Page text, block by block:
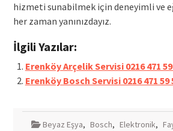
hizmeti sunabilmek için deneyimli ve
her zaman yanınızdayız.
İlgili Yazılar:
Erenköy Arçelik Servisi 0216 471
Erenköy Bosch Servisi 0216 471 59
Beyaz Eşya, Bosch, Elektronik,